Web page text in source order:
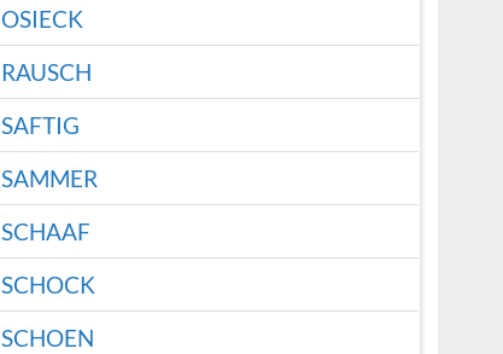
OSIECK
RAUSCH
SAFTIG
SAMMER
SCHAAF
SCHOCK
SCHOEN